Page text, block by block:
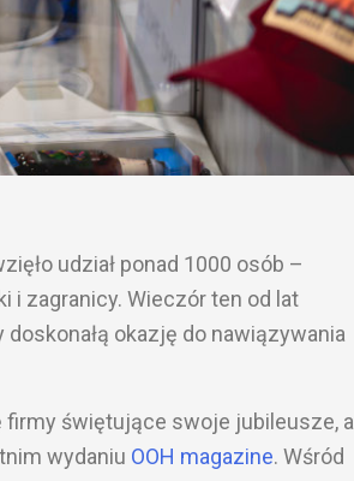
udział ponad 1000 osób –
zagranicy. Wieczór ten od lat
okazję do nawiązywania
firmy świętujące swoje jubileusze, a
wydaniu OOH magazine. Wśród